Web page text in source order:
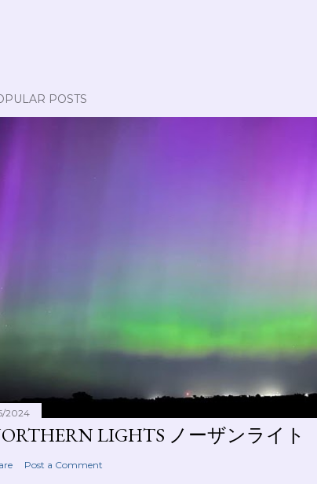
POSTS
2024
LIGHTS ノーザンライト
Post a Comment